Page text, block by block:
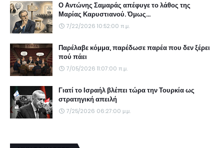
Ο Αντώνης Σαμαράς απέφυγε το λάθος της
Μαρίας Καρυστιανού. Όμως...
7/22/2026 10:52:00 π.μ.
Παρέλαβε κόμμα, παρέδωσε παρέα που δεν ξέρει
πού πάει
7/05/2026 11:07:00 π.μ.
Γιατί το Ισραήλ βλέπει τώρα την Τουρκία ως
στρατηγική απειλή
7/25/2026 06:27:00 μ.μ.